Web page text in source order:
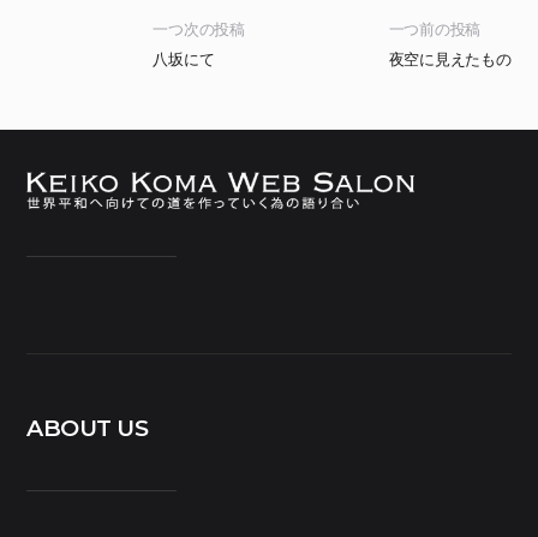
一つ前の投稿
夜空に見えたもの
一つ次の投稿
八坂にて
ABOUT US